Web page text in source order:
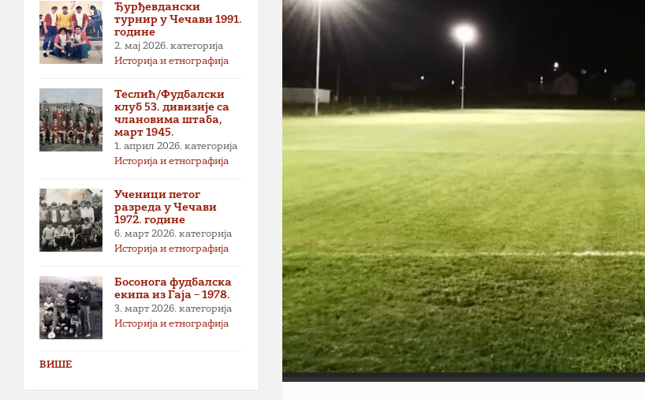
Ђурђевдански
турнир у Чечави 1991.
године
2. мај 2026. категорија
Историја и етнографија
Теслић/Фудбалски
клуб 53. дивизије са
члановима штаба,
март 1945.
1. април 2026. категорија
Историја и етнографија
Ученици петог
разреда у Чечави
1972. године
6. март 2026. категорија
Историја и етнографија
Босонога фудбалска
екипа из Гаја – 1978.
3. март 2026. категорија
Историја и етнографија
ВИШЕ